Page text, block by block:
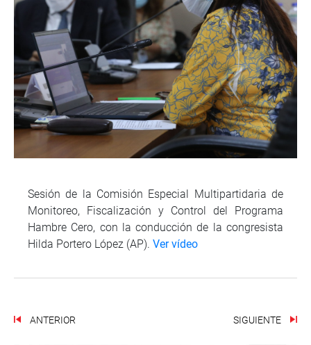
Sesión de la Comisión Especial Multipartidaria de
Monitoreo, Fiscalización y Control del Programa
Hambre Cero, con la conducción de la congresista
Hilda Portero López (AP). Ver vídeo
ANTERIOR SIGUIENTE